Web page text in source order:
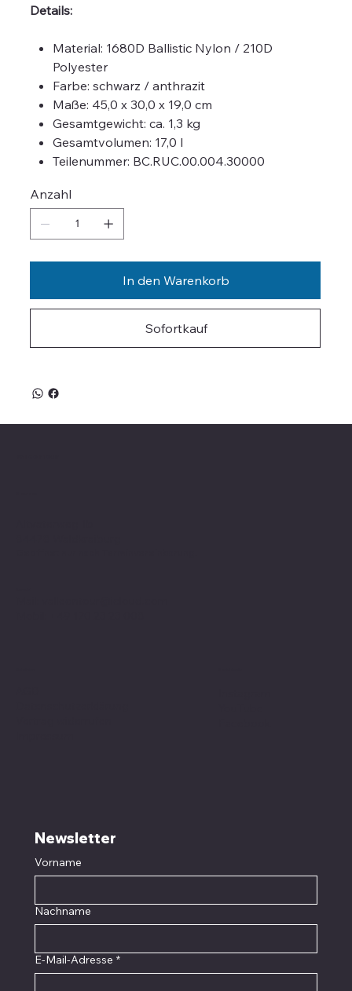
Details:
Material: 1680D Ballistic Nylon / 210D
Polyester
Farbe: schwarz / anthrazit
Maße: 45,0 x 30,0 x 19,0 cm
Gesamtgewicht: ca. 1,3 kg
Gesamtvolumen: 17,0 l
Teilenummer: BC.RUC.00.004.30000
Anzahl
In den Warenkorb
Sofortkauf
Newsletter
Vorname
Nachname
E-Mail-Adresse *